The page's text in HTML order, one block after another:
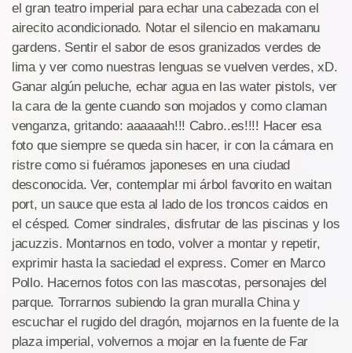
el gran teatro imperial para echar una cabezada con el
airecito acondicionado. Notar el silencio en makamanu
gardens. Sentir el sabor de esos granizados verdes de
lima y ver como nuestras lenguas se vuelven verdes, xD.
Ganar algún peluche, echar agua en las water pistols, ver
la cara de la gente cuando son mojados y como claman
venganza, gritando: aaaaaah!!! Cabro..es!!!! Hacer esa
foto que siempre se queda sin hacer, ir con la cámara en
ristre como si fuéramos japoneses en una ciudad
desconocida. Ver, contemplar mi árbol favorito en waitan
port, un sauce que esta al lado de los troncos caidos en
el césped. Comer sindrales, disfrutar de las piscinas y los
jacuzzis. Montarnos en todo, volver a montar y repetir,
exprimir hasta la saciedad el express. Comer en Marco
Pollo. Hacernos fotos con las mascotas, personajes del
parque. Torrarnos subiendo la gran muralla China y
escuchar el rugido del dragón, mojarnos en la fuente de la
plaza imperial, volvernos a mojar en la fuente de Far